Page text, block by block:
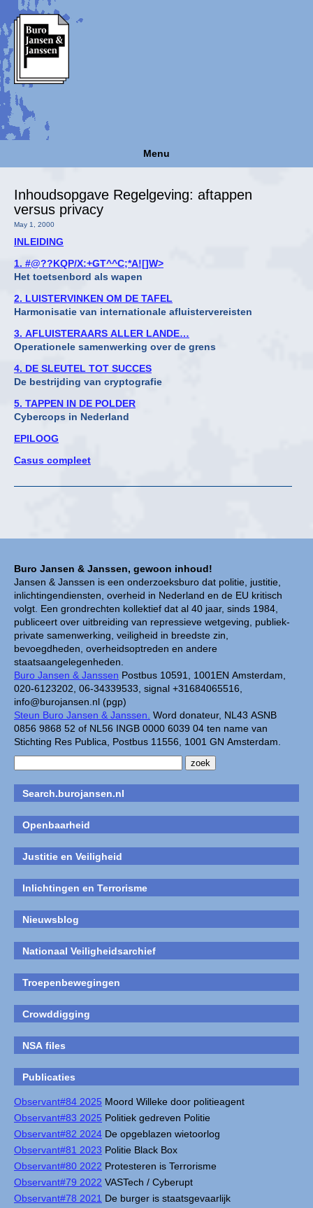
Menu
Buro Jansen & Janssen, gewoon inhoud!
Jansen & Janssen is een onderzoeksburo dat politie, justitie,
inlichtingendiensten, overheid in Nederland en de EU kritisch
volgt. Een grondrechten kollektief dat al 40 jaar, sinds 1984,
publiceert over uitbreiding van repressieve wetgeving, publiek-
private samenwerking, veiligheid in breedste zin,
bevoegdheden, overheidsoptreden en andere
staatsaangelegenheden.
Buro Jansen & Janssen Postbus 10591, 1001EN Amsterdam,
020-6123202, 06-34339533, signal +31684065516,
info@burojansen.nl (pgp)
Steun Buro Jansen & Janssen. Word donateur, NL43 ASNB
0856 9868 52 of NL56 INGB 0000 6039 04 ten name van
Stichting Res Publica, Postbus 11556, 1001 GN Amsterdam.
Search.burojansen.nl
Openbaarheid
Justitie en Veiligheid
Inlichtingen en Terrorisme
Nieuwsblog
Nationaal Veiligheidsarchief
Troepenbewegingen
Crowddigging
NSA files
Publicaties
Observant#84 2025 Moord Willeke door politieagent
Observant#83 2025 Politiek gedreven Politie
Observant#82 2024 De opgeblazen wietoorlog
Observant#81 2023 Politie Black Box
Observant#80 2022 Protesteren is Terrorisme
Observant#79 2022 VASTech / Cyberupt
Observant#78 2021 De burger is staatsgevaarlijk
Inhoudsopgave Regelgeving: aftappen
versus privacy
May 1, 2000
INLEIDING
1. #@??KQP/X:+GT^^C;*A![]W>
Het toetsenbord als wapen
2. LUISTERVINKEN OM DE TAFEL
Harmonisatie van internationale afluistervereisten
3. AFLUISTERAARS ALLER LANDE…
Operationele samenwerking over de grens
4. DE SLEUTEL TOT SUCCES
De bestrijding van cryptografie
5. TAPPEN IN DE POLDER
Cybercops in Nederland
EPILOOG
Casus compleet